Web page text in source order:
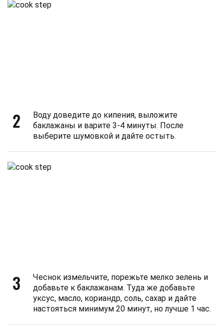
2
Воду доведите до кипения, выложите
баклажаны и варите 3-4 минуты. После
выберите шумовкой и дайте остыть.
3
Чеснок измельчите, порежьте мелко зелень и
добавьте к баклажанам. Туда же добавьте
уксус, масло, кориандр, соль, сахар и дайте
настояться минимум 20 минут, но лучше 1 час.